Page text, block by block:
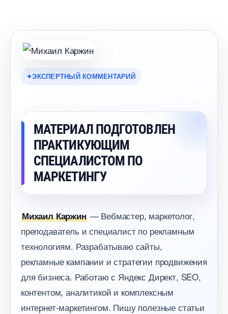
ЭКСПЕРТНЫЙ КОММЕНТАРИЙ
МАТЕРИАЛ ПОДГОТОВЛЕН
ПРАКТИКУЮЩИМ
СПЕЦИАЛИСТОМ ПО
МАРКЕТИНГУ
Михаил Каржин— Вебмастер, маркетолог,
преподаватель и специалист по рекламным
технологиям. Разрабатываю сайты,
рекламные кампании и стратегии продвижения
для бизнеса. Работаю с Яндекс Директ, SEO,
контентом, аналитикой и комплексным
интернет-маркетингом. Пишу полезные статьи